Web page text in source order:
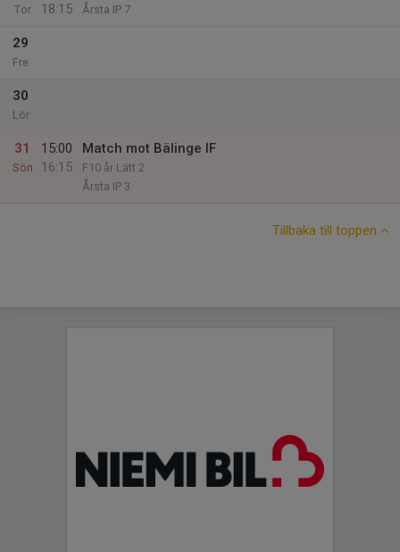
Tor
18:15
Årsta IP 7
29
Fre
30
Lör
31
Sön
15:00
16:15
Match mot Bälinge IF
F10 år Lätt 2
Årsta IP 3
Tillbaka till toppen